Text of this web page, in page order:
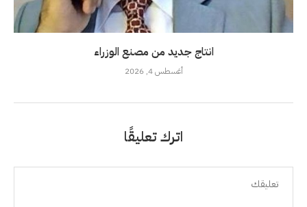
انتاج جديد من مصنع الوزراء
أغسطس 4, 2026
اترك تعليقًا